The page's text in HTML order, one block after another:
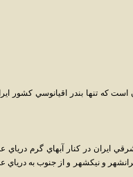
که تنها بندر اقيانوسي کشور
منتهي اليه جنوب شرقي ايران در کنار آبهاي گرم
و نيکشهر و از جنوب به درياي